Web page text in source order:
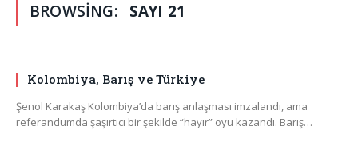
BROWSING: SAYI 21
Kolombiya, Barış ve Türkiye
Şenol Karakaş Kolombiya’da barış anlaşması imzalandı, ama
referandumda şaşırtıcı bir şekilde “hayır” oyu kazandı. Barış…